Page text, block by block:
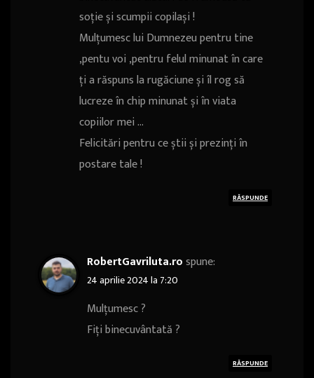
soție și scumpii copilași !
Mulțumesc lui Dumnezeu pentru tine
,pentu voi ,pentru felul minunat în care
ți a răspuns la rugăciune și îl rog să
lucreze în chip minunat și în viata
copiilor mei …
Felicitări pentru ce știi și prezinți în
postare tale !
RĂSPUNDE
RobertGavriluta.rospune:
24 aprilie 2024 la 7:20
Mulțumesc ?
Fiți binecuvântată ?
RĂSPUNDE